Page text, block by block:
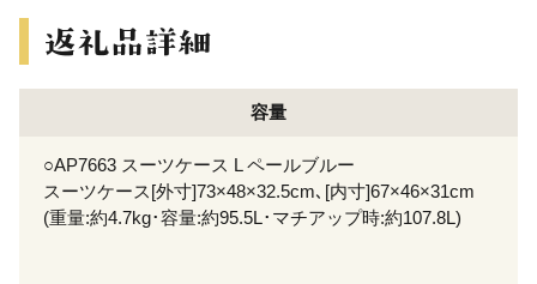
容量
○AP7663 スーツケース L ペールブルー
スーツケース[外寸]73×48×32.5cm､[内寸]67×46×31cm
(重量:約4.7kg･容量:約95.5L･マチアップ時:約107.8L)